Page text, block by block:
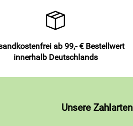
ab 99,- € Bestellwert
innerhalb Deutschlands
Unsere Zahlarten